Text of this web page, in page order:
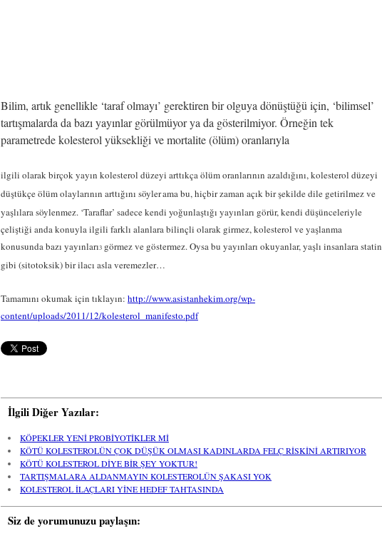
Bilim, artık genellikle ‘taraf olmayı’ gerektiren bir olguya dönüştüğü için, ‘bilimsel’
tartışmalarda da bazı yayınlar görülmüyor ya da gösterilmiyor. Örneğin tek
parametrede kolesterol yüksekliği ve mortalite (ölüm) oranlarıyla
ilgili olarak birçok yayın kolesterol düzeyi arttıkça ölüm oranlarının azaldığını, kolesterol düzeyi
düştükçe ölüm olaylarının arttığını söylerama bu, hiçbir zaman açık bir şekilde dile getirilmez ve
yaşlılara söylenmez. ‘Taraflar’ sadece kendi yoğunlaştığı yayınları görür, kendi düşünceleriyle
çeliştiği anda konuyla ilgili farklı alanlara bilinçli olarak girmez, kolesterol ve yaşlanma
konusunda bazı yayınları3 görmez ve göstermez. Oysa bu yayınları okuyanlar, yaşlı insanlara statin
gibi (sitotoksik) bir ilacı asla veremezler…
Tamamını okumak için tıklayın: http://www.asistanhekim.org/wp-
content/uploads/2011/12/kolesterol_manifesto.pdf
İlgili Diğer Yazılar:
KÖPEKLER YENİ PROBİYOTİKLER Mİ
KÖTÜ KOLESTEROLÜN ÇOK DÜŞÜK OLMASI KADINLARDA FELÇ RİSKİNİ ARTIRIYOR
KÖTÜ KOLESTEROL DİYE BİR ŞEY YOKTUR!
TARTIŞMALARA ALDANMAYIN KOLESTEROLÜN ŞAKASI YOK
KOLESTEROL İLAÇLARI YİNE HEDEF TAHTASINDA
Siz de yorumunuzu paylaşın: